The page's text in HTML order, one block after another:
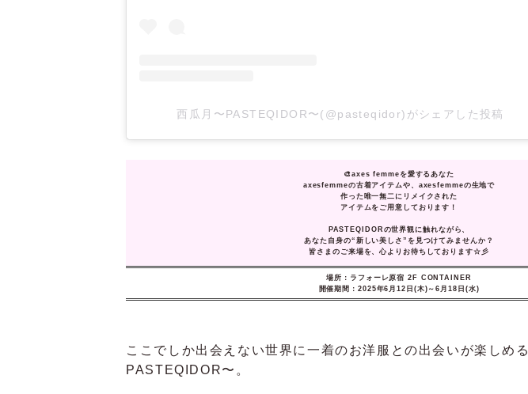
西瓜月〜PASTEQIDOR〜(@pasteqidor)がシェアした投稿
🎨axes femmeを愛するあなた
axesfemmeの古着アイテムや、axesfemmeの生地で
作った唯一無二にリメイクされた
アイテムをご用意しております！
PASTEQIDORの世界観に触れながら、
あなた自身の“新しい美しさ”を見つけてみませんか？
皆さまのご来場を、心よりお待ちしております☆彡
場所：ラフォーレ原宿 2F CONTAINER
開催期間：2025年6月12日(木)～6月18日(水)
ここでしか出会えない世界に一着のお洋服との出会いが楽しめる
PASTEQIDOR〜。